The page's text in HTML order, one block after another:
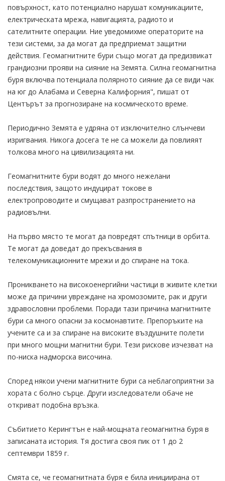
повърхност, като потенциално нарушат комуникациите,
електрическата мрежа, навигацията, радиото и
сателитните операции. Ние уведомихме операторите на
тези системи, за да могат да предприемат защитни
действия. Геомагнитните бури също могат да предизвикат
грандиозни прояви на сияние на Земята. Силна геомагнитна
буря включва потенциала полярното сияние да се види чак
на юг до Алабама и Северна Калифорния", пишат от
Центърът за прогнозиране на космическото време.
Периодично Земята е удряна от изключително слънчеви
изригвания. Никога досега те не са можели да повлияят
толкова много на цивилизацията ни.
Геомагнитните бури водят до много нежелани
последствия, защото индуцират токове в
електропроводите и смущават разпространението на
радиовълни.
На първо място те могат да повредят спътници в орбита.
Те могат да доведат до прекъсвания в
телекомуникационните мрежи и до спиране на тока.
Проникването на високоенергийни частици в живите клетки
може да причини увреждане на хромозомите, рак и други
здравословни проблеми. Поради тази причина магнитните
бури са много опасни за космонавтите. Препоръките на
учените са и за спиране на високите въздушните полети
при много мощни магнитни бури. Тези рискове изчезват на
по-ниска надморска височина.
Според някои учени магнитните бури са неблагоприятни за
хората с болно сърце. Други изследователи обаче не
откриват подобна връзка.
Събитието Керингтън е най-мощната геомагнитна буря в
записаната история. Тя достига своя пик от 1 до 2
септември 1859 г.
Смята се, че геомагнитната буря е била инициирана от